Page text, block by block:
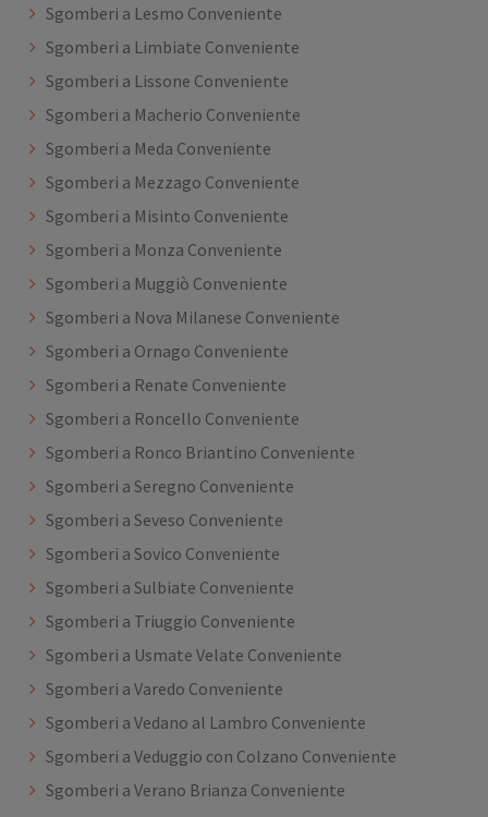
Sgomberi a Lesmo Conveniente
Sgomberi a Limbiate Conveniente
Sgomberi a Lissone Conveniente
Sgomberi a Macherio Conveniente
Sgomberi a Meda Conveniente
Sgomberi a Mezzago Conveniente
Sgomberi a Misinto Conveniente
Sgomberi a Monza Conveniente
Sgomberi a Muggiò Conveniente
Sgomberi a Nova Milanese Conveniente
Sgomberi a Ornago Conveniente
Sgomberi a Renate Conveniente
Sgomberi a Roncello Conveniente
Sgomberi a Ronco Briantino Conveniente
Sgomberi a Seregno Conveniente
Sgomberi a Seveso Conveniente
Sgomberi a Sovico Conveniente
Sgomberi a Sulbiate Conveniente
Sgomberi a Triuggio Conveniente
Sgomberi a Usmate Velate Conveniente
Sgomberi a Varedo Conveniente
Sgomberi a Vedano al Lambro Conveniente
Sgomberi a Veduggio con Colzano Conveniente
Sgomberi a Verano Brianza Conveniente